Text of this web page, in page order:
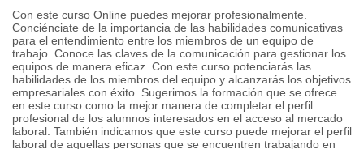
Con este curso Online puedes mejorar profesionalmente.
Conciénciate de la importancia de las habilidades comunicativas
para el entendimiento entre los miembros de un equipo de
trabajo. Conoce las claves de la comunicación para gestionar los
equipos de manera eficaz. Con este curso potenciarás las
habilidades de los miembros del equipo y alcanzarás los objetivos
empresariales con éxito. Sugerimos la formación que se ofrece
en este curso como la mejor manera de completar el perfil
profesional de los alumnos interesados en el acceso al mercado
laboral. También indicamos que este curso puede mejorar el perfil
laboral de aquellas personas que se encuentren trabajando en